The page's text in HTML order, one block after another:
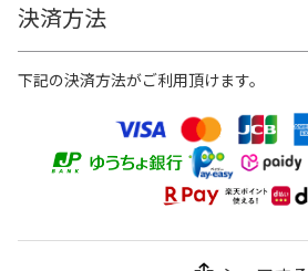
決済方法
下記の決済方法がご利用頂けます。